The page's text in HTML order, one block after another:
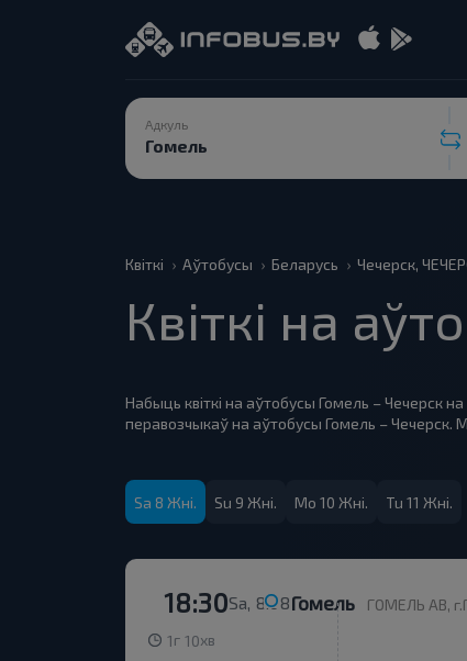
Адкуль
Квіткі Аўтобусы Беларусь Чечерск,
Квіткі на
Набыць квіткі на аўтобусы Гомель – Чечерск
перавозчыкаў на аўтобусы Гомель –
Sa 8 Жні. Su 9 Жні. Mo 10 Жні. Tu 11 Жні.
Sa, 8.08
18:30 Гомель
ГОМЕЛЬ АВ,
1г 10хв